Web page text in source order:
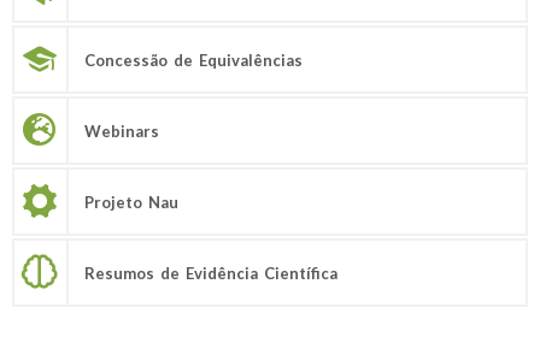
Concessão de Equivalências
Webinars
Projeto Nau
Resumos de Evidência Científica